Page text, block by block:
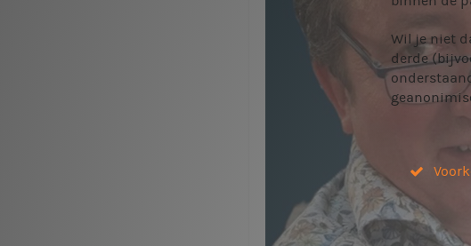
Wil je niet
derde